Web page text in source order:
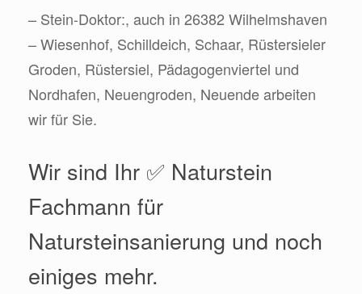
– Stein-Doktor:, auch in 26382 Wilhelmshaven
– Wiesenhof, Schilldeich, Schaar, Rüstersieler
Groden, Rüstersiel, Pädagogenviertel und
Nordhafen, Neuengroden, Neuende arbeiten
wir für Sie.
Wir sind Ihr ✅ Naturstein
Fachmann für
Natursteinsanierung und noch
einiges mehr.